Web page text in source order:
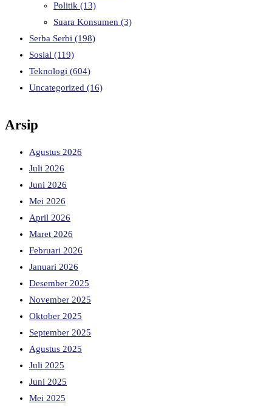
Politik (13)
Suara Konsumen (3)
Serba Serbi (198)
Sosial (119)
Teknologi (604)
Uncategorized (16)
Arsip
Agustus 2026
Juli 2026
Juni 2026
Mei 2026
April 2026
Maret 2026
Februari 2026
Januari 2026
Desember 2025
November 2025
Oktober 2025
September 2025
Agustus 2025
Juli 2025
Juni 2025
Mei 2025